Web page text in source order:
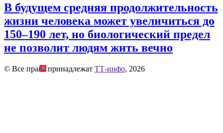
В будущем средняя продолжительность
жизни человека может увеличиться до
150–190 лет, но биологический предел
не позволит людям жить вечно
© Все права принадлежат ТТ-инфо, 2026